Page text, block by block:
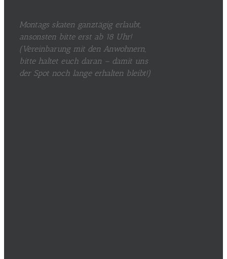
Montags skaten ganztägig erlaubt,
ansonsten bitte erst ab 18 Uhr!
(Vereinbarung mit den Anwohnern,
bitte haltet euch daran – damit uns
der Spot noch lange erhalten bleibt!)